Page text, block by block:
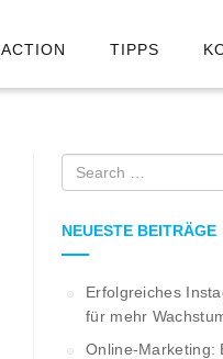
ACTION TIPPS
Search
NEUESTE BEITRÄGE
Erfolgreiches
für mehr
Online-Marketing: